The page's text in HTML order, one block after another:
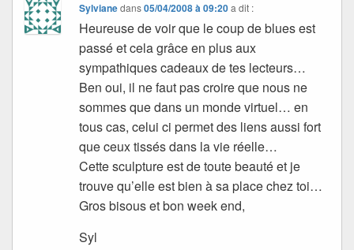
Sylvianedans05/04/2008 à 09:20 a dit :
Heureuse de voir que le coup de blues est
passé et cela grâce en plus aux
sympathiques cadeaux de tes lecteurs…
Ben oui, il ne faut pas croire que nous ne
sommes que dans un monde virtuel… en
tous cas, celui ci permet des liens aussi fort
que ceux tissés dans la vie réelle…
Cette sculpture est de toute beauté et je
trouve qu’elle est bien à sa place chez toi…
Gros bisous et bon week end,
Syl